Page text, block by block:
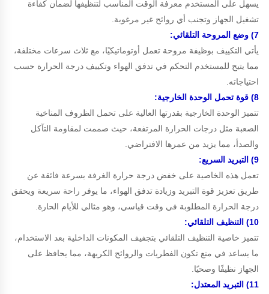
يسهل على المستخدم معرفة الوقت المناسب لتنظيفها لضمان كفاءة
تشغيل الجهاز وتجنب أي روائح غير مرغوبة.
7) وضع المروحة التلقائي:
يأتي التكييف بوظيفة مروحة تعمل أوتوماتيكيًا، مع ثلاث سرعات مختلفة،
مما يتيح للمستخدم التحكم في تدفق الهواء وتكييف درجة الحرارة حسب
احتياجاته.
8) قوة تحمل الوحدة الخارجية:
تتميز الوحدة الخارجية بقدرتها العالية على تحمل الظروف المناخية
الصعبة مثل درجات الحرارة المرتفعة، حيث صممت لمقاومة التآكل
والصدأ، مما يزيد من عمرها الافتراضي.
9) التبريد السريع:
تعمل هذه الخاصية على خفض درجة حرارة الغرفة بسرعة فائقة عن
طريق تعزيز قوة التبريد وزيادة تدفق الهواء، ما يوفر راحة سريعة ويحقق
درجة الحرارة المطلوبة في وقت قياسي، وهو مثالي للأيام الحارة.
10) التنظيف التلقائي:
تتميز خاصية التنظيف التلقائي بتجفيف المكونات الداخلية بعد الاستخدام،
ما يساعد في منع تكون الفطريات والروائح الكريهة، مما يحافظ على
الجهاز نظيفًا وصحيًا.
11) التبريد المعتدل: